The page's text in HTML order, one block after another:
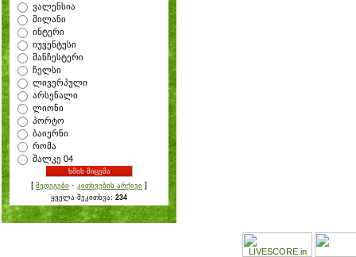
ვალენსია
მილანი
ინტერი
იუვენტუსი
მანჩესტერი
ჩელსი
ლივერპული
არსენალი
ლიონი
პორტო
ბაიერნი
რომა
შალკე 04
[ შედეგები · კითხვების არქივი ]
ყველა შეკითხვა: 234